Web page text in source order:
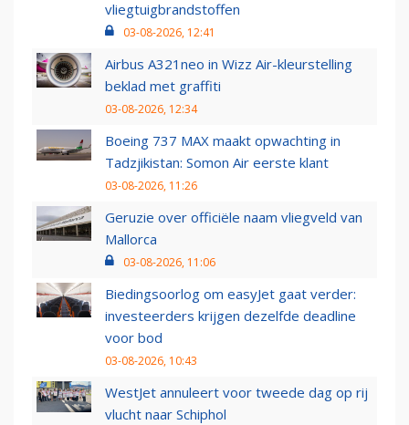
vliegtuigbrandstoffen
03-08-2026, 12:41
Airbus A321neo in Wizz Air-kleurstelling
beklad met graffiti
03-08-2026, 12:34
Boeing 737 MAX maakt opwachting in
Tadzjikistan: Somon Air eerste klant
03-08-2026, 11:26
Geruzie over officiële naam vliegveld van
Mallorca
03-08-2026, 11:06
Biedingsoorlog om easyJet gaat verder:
investeerders krijgen dezelfde deadline
voor bod
03-08-2026, 10:43
WestJet annuleert voor tweede dag op rij
vlucht naar Schiphol